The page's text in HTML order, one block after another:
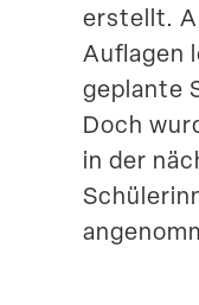
erstellt.
Auflagen
geplante
Doch
in der